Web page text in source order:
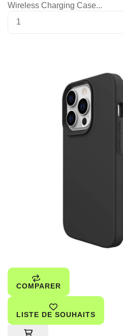
Wireless Charging Case...
COMPARER
LISTE DE SOUHAITS